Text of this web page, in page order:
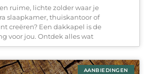
ruime, lichte zolder waar je
slaapkamer, thuiskantoor of
creëren? Een dakkapel is de
voor jou. Ontdek alles wat
AANBIEDINGEN